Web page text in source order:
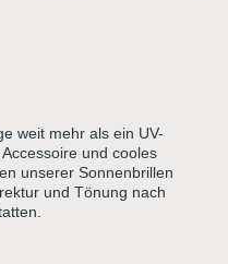
weit mehr als ein UV-
und cooles
unserer Sonnenbrillen
und Tönung nach